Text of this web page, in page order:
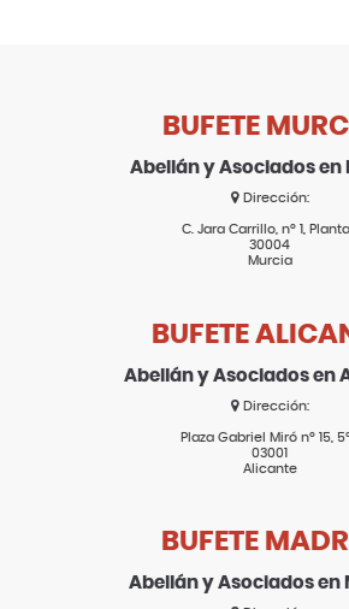
BUFETE
Abellán y Asociados en
Dirección:
C. Jara Carrillo, nº 1, Planta
30004
Murcia
BUFETE
Abellán y Asociados en
Dirección:
Plaza Gabriel Miró nº 15,
03001
Alicante
BUFETE
Abellán y Asociados en